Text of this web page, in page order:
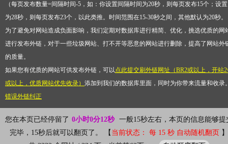
（每页发布数量=间隔时间-5，如：你设置间隔时间为20秒，则每页发布15个；设置
为28秒，则每页发布23个，以此类推。时间范围在15-30秒之间，其他默认为20秒
为了避免对网站造成负面影响，我们定期对数据库进行精简、优化，挑选优质的网
进行发布外链，对于一些垃圾网站、打不开等恶意的网站进行删除，提高了网站外
的质量。
如果您有优质的网站可供发布外链，可以点此提交刷外链网址（BR2或以上，开站
或以上，优质网站优先收录） 添加到我们的数据库里面，同时为你带来流量和收录
错误外链纠正
您在本页已经停留了 0小时0分12秒 一般15秒左右，本页的信息能够提
完毕，15秒后就可以翻页了。 【 当前状态： 每 15 秒 自动随机翻页 】